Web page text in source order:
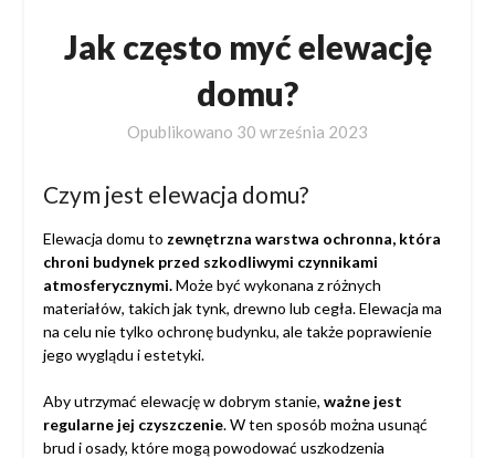
Jak często myć elewację
domu?
Opublikowano 30 września 2023
Czym jest elewacja domu?
Elewacja domu to zewnętrzna warstwa ochronna, która
chroni budynek przed szkodliwymi czynnikami
atmosferycznymi.Może być wykonana z różnych
materiałów, takich jak tynk, drewno lub cegła. Elewacja ma
na celu nie tylko ochronę budynku, ale także poprawienie
jego wyglądu i estetyki.
Aby utrzymać elewację w dobrym stanie, ważne jest
regularne jej czyszczenie. W ten sposób można usunąć
brud i osady, które mogą powodować uszkodzenia